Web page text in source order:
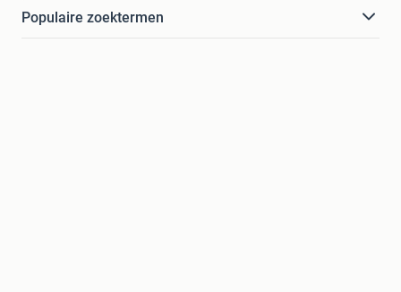
Populaire zoektermen